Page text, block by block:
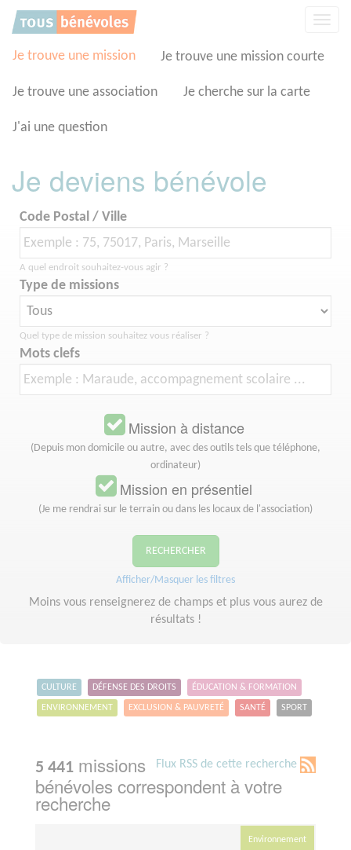
Je trouve une mission Je trouve une mission courte
Je trouve une association Je cherche sur la carte
J'ai une question
Je deviens bénévole
Code Postal / Ville
A quel endroit souhaitez-vous agir ?
Type de missions
Quel type de mission souhaitez vous réaliser ?
Mots clefs
Mission à distance
(Depuis mon domicile ou autre, avec des outils tels que téléphone,
ordinateur)
Mission en présentiel
(Je me rendrai sur le terrain ou dans les locaux de l'association)
RECHERCHER
Afficher/Masquer les filtres
Moins vous renseignerez de champs et plus vous aurez de
résultats !
CULTURE DÉFENSE DES DROITS ÉDUCATION & FORMATION
ENVIRONNEMENT EXCLUSION & PAUVRETÉ SANTÉ SPORT
Flux RSS de cette recherche
5 441 missions
bénévoles correspondent à votre
recherche
Environnement
Panneau de gestion des cookies